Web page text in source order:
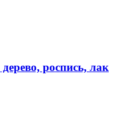
роспись, лак